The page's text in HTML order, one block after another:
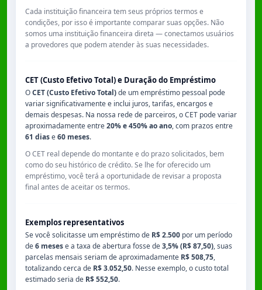
Cada instituição financeira tem seus próprios termos e
condições, por isso é importante comparar suas opções. Não
somos uma instituição financeira direta — conectamos usuários
a provedores que podem atender às suas necessidades.
CET (Custo Efetivo Total) e Duração do Empréstimo
OCET (Custo Efetivo Total)de um empréstimo pessoal pode
variar significativamente e inclui juros, tarifas, encargos e
demais despesas. Na nossa rede de parceiros, o CET pode variar
aproximadamente entre20% e 450% ao ano, com prazos entre
61 diase60 meses.
O CET real depende do montante e do prazo solicitados, bem
como do seu histórico de crédito. Se lhe for oferecido um
empréstimo, você terá a oportunidade de revisar a proposta
final antes de aceitar os termos.
Exemplos representativos
Se você solicitasse um empréstimo de R$ 2.500 por um período
de6 mesese a taxa de abertura fosse de3,5% (R$ 87,50), suas
parcelas mensais seriam de aproximadamente R$ 508,75,
totalizando cerca de R$ 3.052,50. Nesse exemplo, o custo total
estimado seria de R$ 552,50.